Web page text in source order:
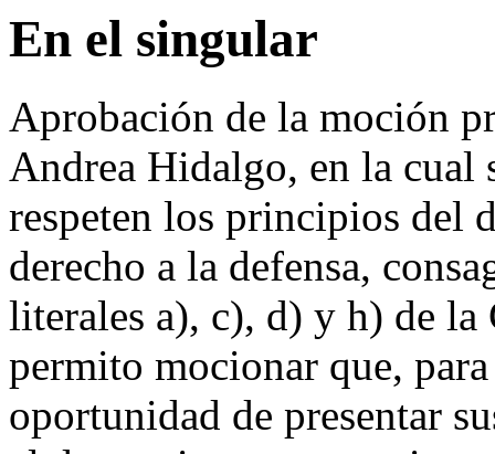
En el singular
Aprobación de la moción
Andrea Hidalgo, en la cual
respeten los principios del
derecho a la defensa,
literales a), c), d) y h) de
permito mocionar que,
oportunidad de presentar